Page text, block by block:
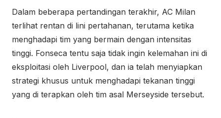
Dalam beberapa pertandingan terakhir, AC Milan
terlihat rentan di lini pertahanan, terutama ketika
menghadapi tim yang bermain dengan intensitas
tinggi. Fonseca tentu saja tidak ingin kelemahan ini di
eksploitasi oleh Liverpool, dan ia telah menyiapkan
strategi khusus untuk menghadapi tekanan tinggi
yang di terapkan oleh tim asal Merseyside tersebut.